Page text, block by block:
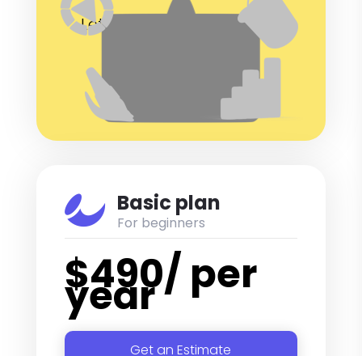
Let’s launch your website
Get Started Today
 Basic plan
For beginners
$490/ per
year
Get an Estimate